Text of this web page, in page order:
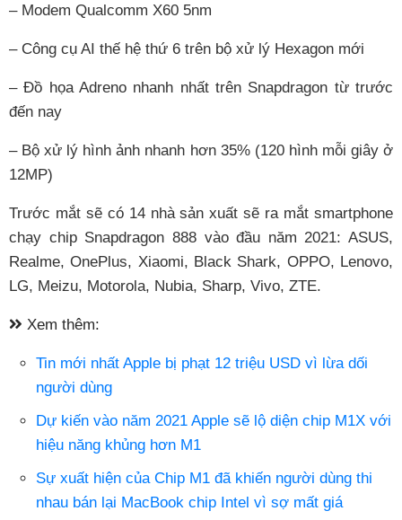
– Modem Qualcomm X60 5nm
– Công cụ AI thế hệ thứ 6 trên bộ xử lý Hexagon mới
– Đồ họa Adreno nhanh nhất trên Snapdragon từ trước
đến nay
– Bộ xử lý hình ảnh nhanh hơn 35% (120 hình mỗi giây ở
12MP)
Trước mắt sẽ có 14 nhà sản xuất sẽ ra mắt smartphone
chạy chip Snapdragon 888 vào đầu năm 2021: ASUS,
Realme, OnePlus, Xiaomi, Black Shark, OPPO, Lenovo,
LG, Meizu, Motorola, Nubia, Sharp, Vivo, ZTE.
Xem thêm:
Tin mới nhất Apple bị phạt 12 triệu USD vì lừa dối
người dùng
Dự kiến vào năm 2021 Apple sẽ lộ diện chip M1X với
hiệu năng khủng hơn M1
Sự xuất hiện của Chip M1 đã khiến người dùng thi
nhau bán lại MacBook chip Intel vì sợ mất giá